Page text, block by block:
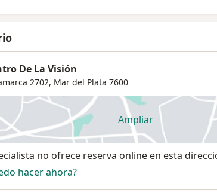
De La Visión
2702, Mar del Plata 7600
Ampliarse abre en una
no ofrece reserva online en esta
hacer ahora?